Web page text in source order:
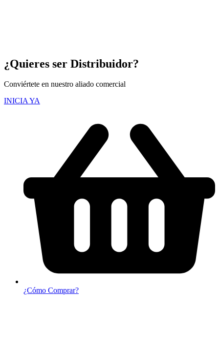
¿Quieres ser Distribuidor?
Conviértete en nuestro aliado comercial
INICIA YA
¿Cómo Comprar?